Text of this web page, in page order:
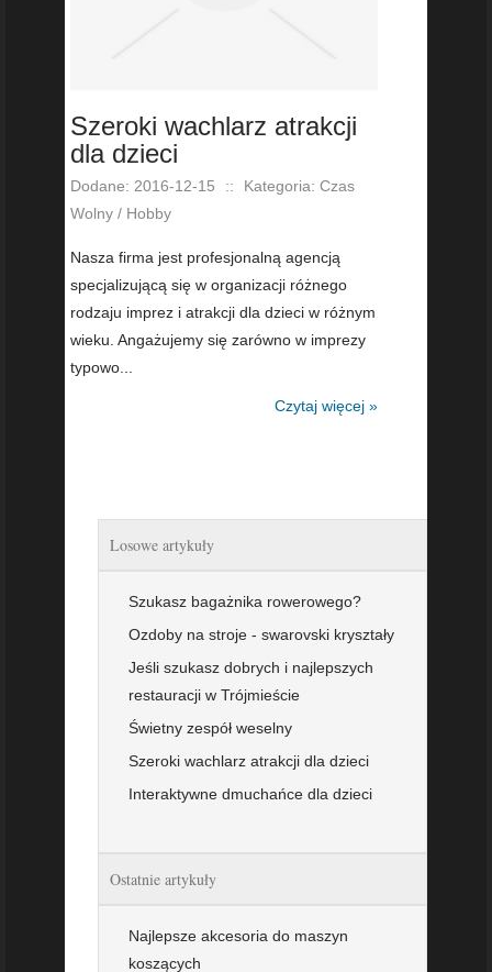
Szeroki wachlarz atrakcji
dla dzieci
Dodane: 2016-12-15 ::
Kategoria: Czas
Wolny / Hobby
Nasza firma jest profesjonalną agencją
specjalizującą się w organizacji różnego
rodzaju imprez i atrakcji dla dzieci w różnym
wieku. Angażujemy się zarówno w imprezy
typowo...
Czytaj więcej »
Losowe artykuły
Szukasz bagażnika rowerowego?
Ozdoby na stroje - swarovski kryształy
Jeśli szukasz dobrych i najlepszych
restauracji w Trójmieście
Świetny zespół weselny
Szeroki wachlarz atrakcji dla dzieci
Interaktywne dmuchańce dla dzieci
Ostatnie artykuły
Najlepsze akcesoria do maszyn
koszących